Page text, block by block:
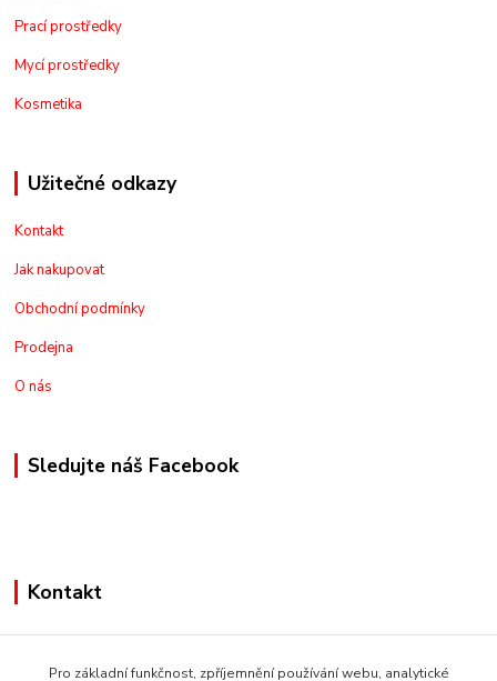
Prací prostředky
Mycí prostředky
Kosmetika
Užitečné odkazy
Kontakt
Jak nakupovat
Obchodní podmínky
Prodejna
O nás
Sledujte náš Facebook
Kontakt
+420775973462
Pro základní funkčnost, zpříjemnění používání webu, analytické